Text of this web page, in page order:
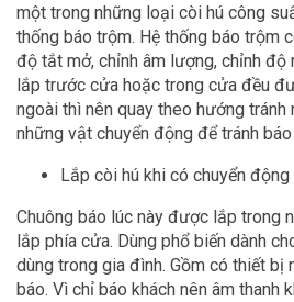
một trong những loại còi hú công
thống báo trộm. Hệ thống báo trộm
độ tắt mở, chỉnh âm lượng, chỉnh độ
lắp trước cửa hoặc trong cửa đều
ngoài thì nên quay theo hướng tránh
những vật chuyển động để tránh
Lắp còi hú khi có chuyển động
Chuông báo lúc này được lắp trong
lắp phía cửa. Dùng phổ biến dành
dùng trong gia đình. Gồm có thiết bị
báo. Vì chỉ báo khách nên âm thanh